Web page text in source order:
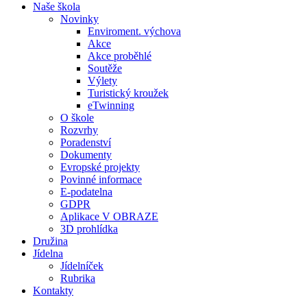
Naše škola
Novinky
Enviroment. výchova
Akce
Akce proběhlé
Soutěže
Výlety
Turistický kroužek
eTwinning
O škole
Rozvrhy
Poradenství
Dokumenty
Evropské projekty
Povinné informace
E-podatelna
GDPR
Aplikace V OBRAZE
3D prohlídka
Družina
Jídelna
Jídelníček
Rubrika
Kontakty